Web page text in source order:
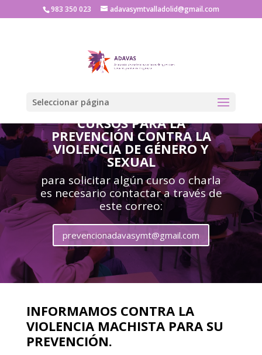
983 350 023 adavasymtvalladolid@gmail.com
Seleccionar página
CURSOS PARA LA
PREVENCIÓN CONTRA LA
VIOLENCIA DE GÉNERO Y
SEXUAL
para solicitar algún curso o charla
es necesario contactar a través de
este correo:
prevencionadavasymt@gmail.com
INFORMAMOS CONTRA LA
VIOLENCIA MACHISTA PARA SU
PREVENCIÓN.